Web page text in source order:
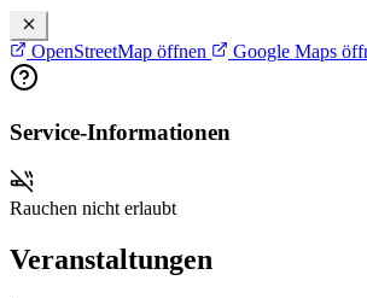
OpenStreetMap öffnen Google Maps
Service-Informationen
Rauchen nicht erlaubt
Veranstaltungen